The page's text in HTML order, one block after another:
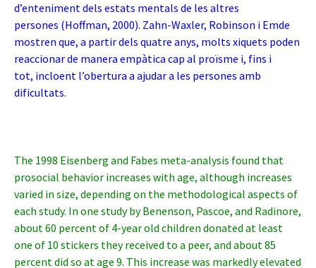
d’enteniment dels estats mentals de les altres
persones (Hoffman, 2000). Zahn-Waxler, Robinson i Emde
mostren que, a partir dels quatre anys, molts xiquets poden
reaccionar de manera empàtica cap al proïsme i, fins i
tot, incloent l’obertura a ajudar a les persones amb
dificultats.
The 1998 Eisenberg and Fabes meta-analysis found that
prosocial behavior increases with age, although increases
varied in size, depending on the methodological aspects of
each study. In one study by Benenson, Pascoe, and Radinore,
about 60 percent of 4-year old children donated at least
one of 10 stickers they received to a peer, and about 85
percent did so at age 9. This increase was markedly elevated